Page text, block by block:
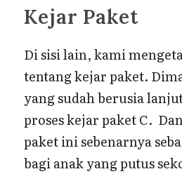
Kejar Paket
Di sisi lain, kami
tentang kejar paket.
yang sudah berusia
proses kejar paket C.
paket ini sebenarnya
bagi anak yang putus